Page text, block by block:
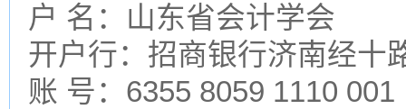
户 名：山东省会计学会
开户行：招商银行济南经十
账 号：6355 8059 1110 001